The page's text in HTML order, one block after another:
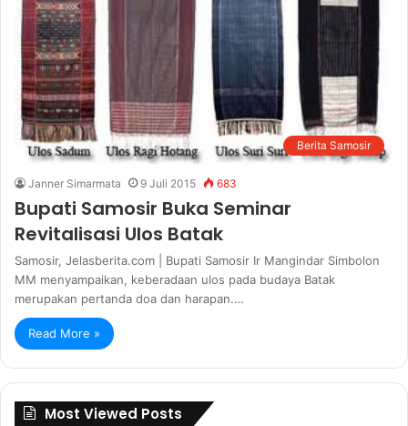
Berita Samosir
Janner Simarmata 9 Juli 2015 683
Bupati Samosir Buka Seminar
Revitalisasi Ulos Batak
Samosir, Jelasberita.com | Bupati Samosir Ir Mangindar Simbolon
MM menyampaikan, keberadaan ulos pada budaya Batak
merupakan pertanda doa dan harapan.…
Read More »
Most Viewed Posts